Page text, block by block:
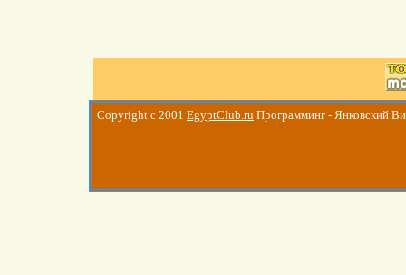
Copyright c 2001 EgyptClub.ru Программинг - Янковский